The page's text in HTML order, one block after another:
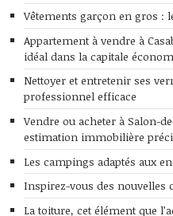
Vêtements garçon en gros :
Appartement à vendre à
idéal dans la capitale
Nettoyer et entretenir ses
professionnel efficace
Vendre ou acheter à Salon-
estimation immobilière
Les campings adaptés aux
Inspirez-vous des nouvelles
La toiture, cet élément que